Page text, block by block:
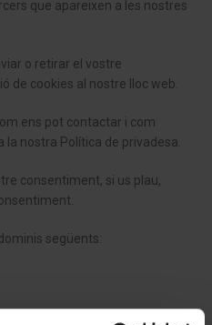
que apareixen a les nostres
o retirar el vostre
de cookies al nostre lloc web.
ens pot contactar i com
nostra Política de privadesa.
consentiment, si us plau,
següents: